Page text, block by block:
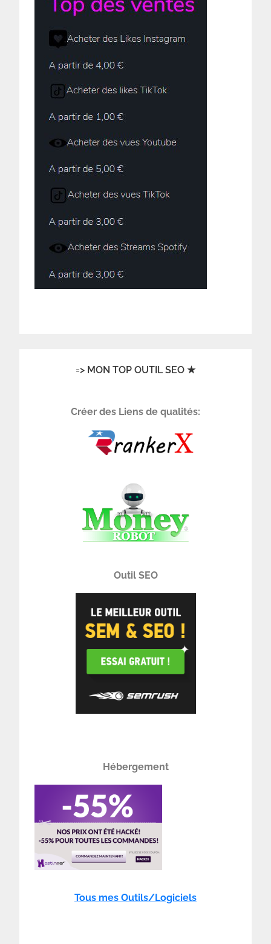
=> MON TOP OUTIL SEO ★
Créer des Liens de qualités:
Outil SEO
Hébergement
Tous mes Outils/Logiciels